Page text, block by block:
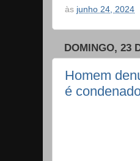
às junho 24, 2024
DOMINGO, 23
Homem
é